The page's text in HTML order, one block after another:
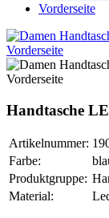
Handtasche
Artikelnummer:
Farbe:
Produktgruppe:
Material: